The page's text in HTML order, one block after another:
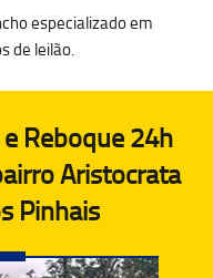
especializado em
de leilão.
Reboque 24h
Aristocrata
Pinhais